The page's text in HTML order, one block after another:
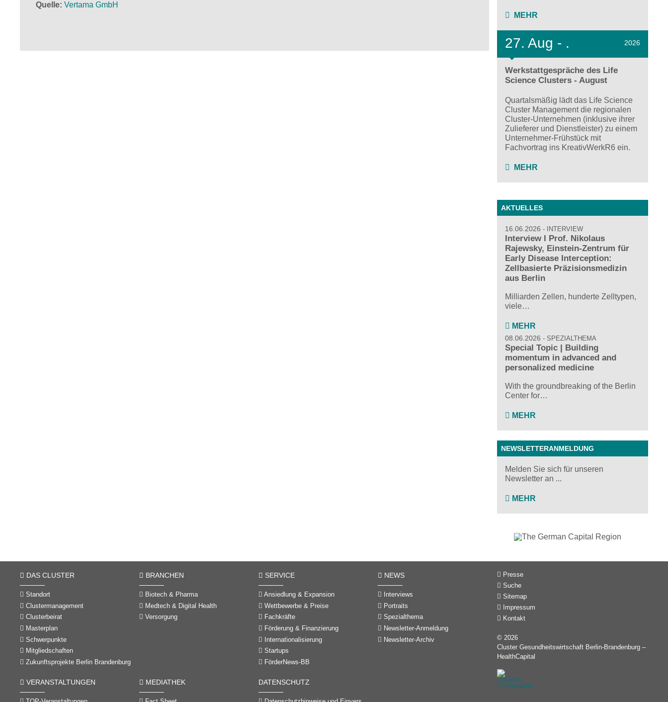
Quelle Vertama GmbH
MEHR
27. Aug - . 2026
Werkstattgespräche des Life
Science Clusters - August
Quartalsmäßig lädt das Life Science
Cluster Management die regionalen
Cluster-Unternehmen (inklusive ihrer
Zulieferer und Dienstleister) zu einem
Unternehmer-Frühstück mit
Fachvortrag ins KreativWerkR6 ein.
MEHR
AKTUELLES
16.06.2026 INTERVIEW
Interview I Prof. Nikolaus
Rajewsky, Einstein-Zentrum für
Early Disease Interception:
Zellbasierte Präzisionsmedizin
aus Berlin
Milliarden Zellen, hunderte Zelltypen,
viele…
MEHR
08.06.2026 SPEZIALTHEMA
Special Topic | Building
momentum in advanced and
personalized medicine
With the groundbreaking of the Berlin
Center for…
MEHR
NEWSLETTERANMELDUNG
Melden Sie sich für unseren
Newsletter an ...
MEHR
DAS CLUSTER
Standort
Clustermanagement
Clusterbeirat
Masterplan
Schwerpunkte
Mitgliedschaften
Zukunftsprojekte Berlin Brandenburg
BRANCHEN
Biotech & Pharma
Medtech & Digital Health
Versorgung
SERVICE
Ansiedlung & Expansion
Wettbewerbe & Preise
Fachkräfte
Förderung & Finanzierung
Internationalisierung
Startups
FörderNews-BB
NEWS
Interviews
Portraits
Spezialthema
Newsletter-Anmeldung
Newsletter-Archiv
VERANSTALTUNGEN MEDIATHEK DATENSCHUTZ
Presse
Suche
Sitemap
Impressum
Kontakt
© 2026
Cluster Gesundheitswirtschaft Berlin-Brandenburg –
HealthCapital